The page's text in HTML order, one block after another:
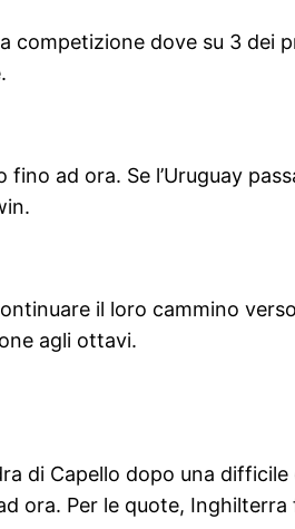
competizione dove su 3 dei
ad ora. Se l’Uruguay
il loro cammino
agli ottavi.
di Capello dopo una
ora. Per le quote,